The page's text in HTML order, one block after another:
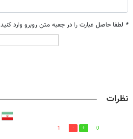
* لطفا حاصل عبارت را در جعبه متن روبرو وارد کنید
نظرات
0
1